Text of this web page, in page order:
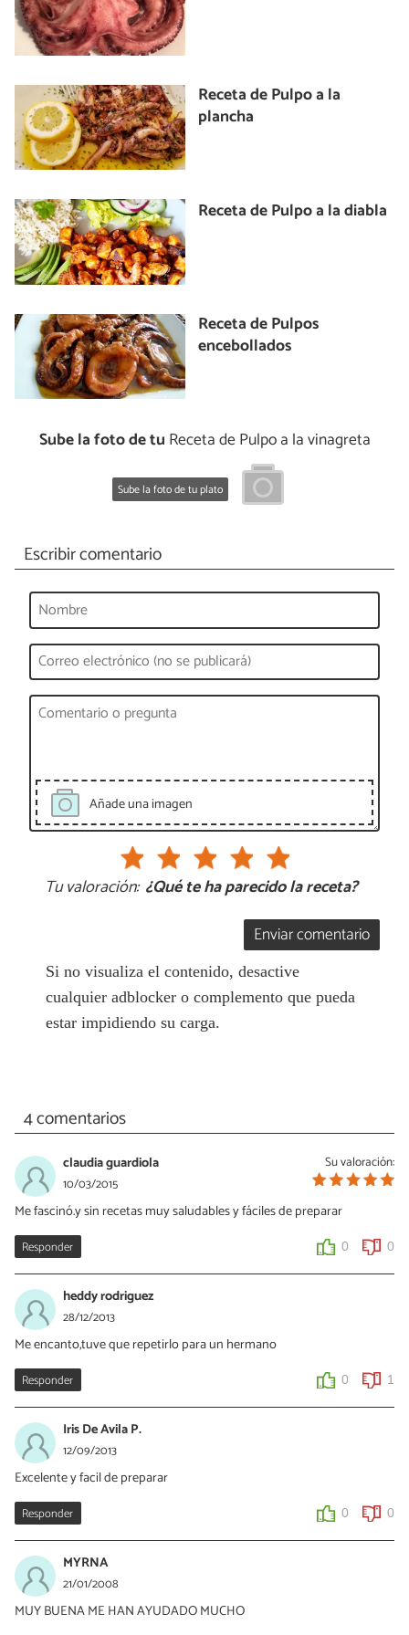
Receta de Pulpo a la
plancha
Receta de Pulpo a la diabla
Receta de Pulpos
encebollados
Sube la foto de tu Receta de Pulpo a la vinagreta
Sube la foto de tu plato
Escribir comentario
Añade una imagen
Tu valoración: ¿Qué te ha parecido la receta?
Enviar comentario
Si no visualiza el contenido, desactive
cualquier adblocker o complemento que pueda
estar impidiendo su carga.
4 comentarios
Su valoración:
claudia guardiola
10/03/2015
Me fascinó.y sin recetas muy saludables y fáciles de preparar
Responder 0 0
heddy rodriguez
28/12/2013
Me encanto,tuve que repetirlo para un hermano
Responder 0 1
Iris De Avila P.
12/09/2013
Excelente y facil de preparar
Responder 0 0
MYRNA
21/01/2008
MUY BUENA ME HAN AYUDADO MUCHO